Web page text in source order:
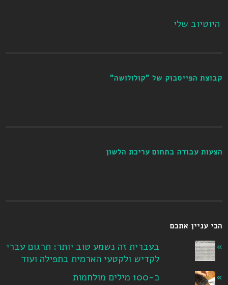
היוטיוב שלי
קבוצת הפייסבוק של "קולולושה"
הצעות עבודה בתחום עריכת הלשון
הכי עניין אתכם
בעברית זה נשמע טוב יותר: תרגום עברי
לקדיש ולקטעי הארמית בתפילה ועוד
כ-100 מילים מולחמות